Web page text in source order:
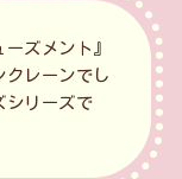
ズメント』
クレーンでし
シリーズで